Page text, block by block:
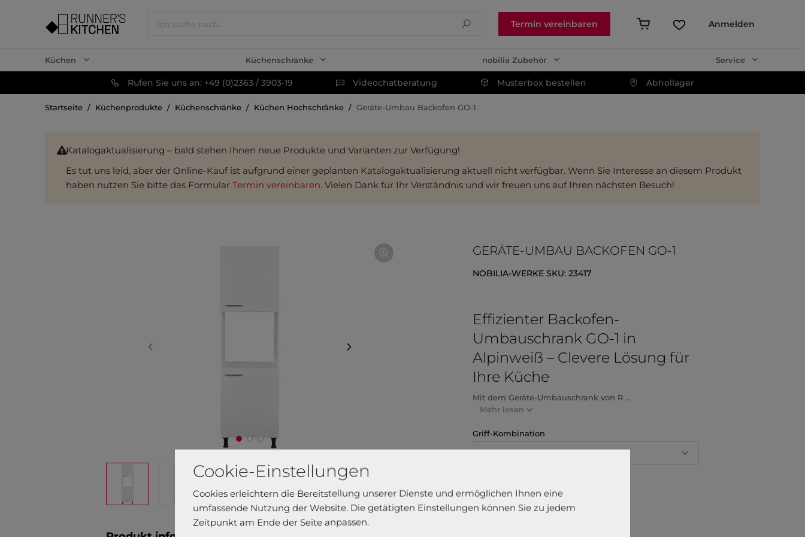
Cookie-Einstellungen
Cookies erleichtern die Bereitstellung unserer Dienste und ermöglichen Ihnen eine
umfassende Nutzung der Website. Die getätigten Einstellungen können Sie zu jedem
Zeitpunkt am Ende der Seite anpassen.
Termin vereinbaren Anmelden
Küchen Küchenschränke nobilia Zubehör Service
Rufen Sie uns an: +49 (0)2363 / 3903-19 Videochatberatung Musterbox bestellen Abhollager
Startseite Küchenprodukte Küchenschränke Küchen Hochschränke Geräte-Umbau Backofen GO-1
Katalogaktualisierung – bald stehen Ihnen neue Produkte und Varianten zur Verfügung!
Es tut uns leid, aber der Online-Kauf ist aufgrund einer geplanten Katalogaktualisierung aktuell nicht verfügbar. Wenn Sie Interesse an diesem Produkt
haben nutzen Sie bitte das Formular Termin vereinbaren. Vielen Dank für Ihr Verständnis und wir freuen uns auf Ihren nächsten Besuch!
GERÄTE-UMBAU BACKOFEN GO-1
NOBILIA-WERKE SKU: 23417
Effizienter Backofen-
Umbauschrank GO-1 in
Alpinweiß – Clevere Lösung für
Ihre Küche
Mit dem Geräte-Umbauschrank von R ...
Mehr lesen
Griff-Kombination
Metallgriff edelstahlfarbig